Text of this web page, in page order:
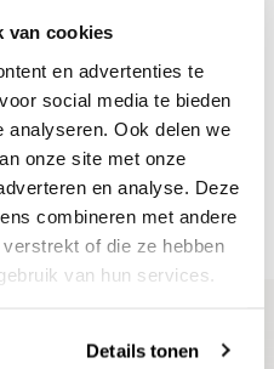
van cookies
en advertenties te
social media te bieden
analyseren. Ook delen we
onze site met onze
en analyse. Deze
combineren met andere
of die ze hebben
van hun services.
Details tonen